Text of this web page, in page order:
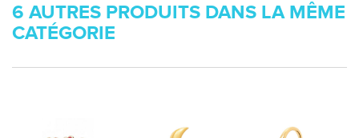
6 AUTRES PRODUITS DANS LA MÊME
CATÉGORIE